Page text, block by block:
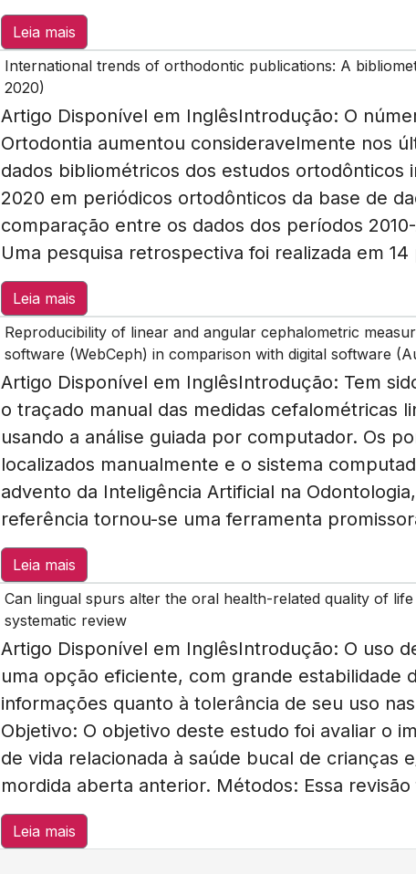
Leia mais
International trends of orthodontic publications: A
2020)
Artigo Disponível em InglêsIntrodução: O
Ortodontia aumentou consideravelmente nos
dados bibliométricos dos estudos ortodônticos
2020 em periódicos ortodônticos da base de
comparação entre os dados dos períodos
Uma pesquisa retrospectiva foi realizada em
Leia mais
Reproducibility of linear and angular cephalometric
software (WebCeph) in comparison with digital software
Artigo Disponível em Inglês Introdução: Tem
o traçado manual das medidas cefalométricas
usando a análise guiada por computador. Os
localizados manualmente e o sistema
advento da Inteligência Artificial na
referência tornou-se uma ferramenta
Leia mais
Can lingual spurs alter the oral health-related quality of
systematic review
Artigo Disponível em InglêsIntrodução: O uso
uma opção eficiente, com grande estabilidade
informações quanto à tolerância de seu uso
Objetivo: O objetivo deste estudo foi avaliar o
de vida relacionada à saúde bucal de crianças
mordida aberta anterior. Métodos: Essa revisão
Leia mais